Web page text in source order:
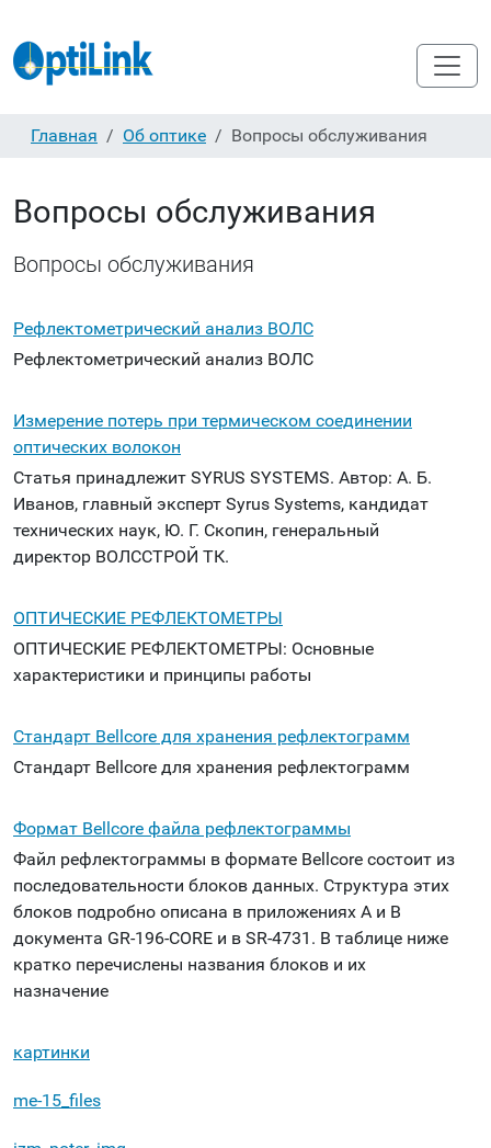
Главная Об оптике Вопросы обслуживания
Вопросы обслуживания
Вопросы обслуживания
Рефлектометрический анализ ВОЛС
Рефлектометрический анализ ВОЛС
Измерение потерь при термическом соединении
оптических волокон
Статья принадлежит SYRUS SYSTEMS. Автор: А. Б.
Иванов, главный эксперт Syrus Systems, кандидат
технических наук, Ю. Г. Скопин, генеральный
директор ВОЛССТРОЙ ТК.
ОПТИЧЕСКИЕ РЕФЛЕКТОМЕТРЫ
ОПТИЧЕСКИЕ РЕФЛЕКТОМЕТРЫ: Основные
характеристики и принципы работы
Стандарт Bellcore для хранения рефлектограмм
Стандарт Bellcore для хранения рефлектограмм
Формат Bellcore файла рефлектограммы
Файл рефлектограммы в формате Bellcore состоит из
последовательности блоков данных. Структура этих
блоков подробно описана в приложениях А и B
документа GR-196-CORE и в SR-4731. В таблице ниже
кратко перечислены названия блоков и их
назначение
картинки
me-15_files